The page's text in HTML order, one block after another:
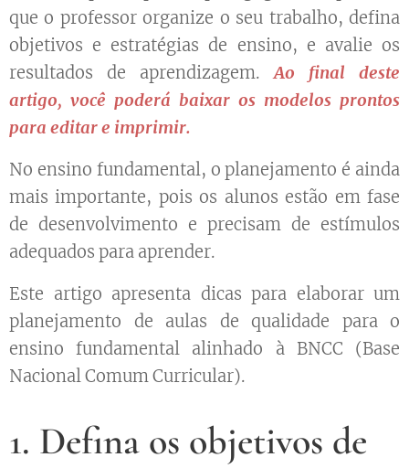
que o professor organize o seu trabalho, defina
objetivos e estratégias de ensino, e avalie os
resultados de aprendizagem.
Ao final deste
artigo, você poderá baixar os modelos prontos
para editar e imprimir.
No ensino fundamental, o planejamento é ainda
mais importante, pois os alunos estão em fase
de desenvolvimento e precisam de estímulos
adequados para aprender.
Este artigo apresenta dicas para elaborar um
planejamento de aulas de qualidade para o
ensino fundamental alinhado à BNCC (Base
Nacional Comum Curricular).
1. Defina os objetivos de